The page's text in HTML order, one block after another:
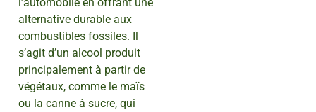
alternative durable aux
combustibles fossiles. Il
s’agit d’un alcool produit
principalement à partir de
végétaux, comme le maïs
ou la canne à sucre, qui